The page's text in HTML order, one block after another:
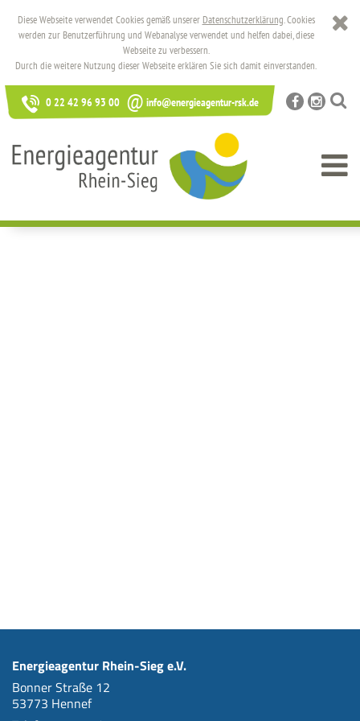
0 22 42 96 93 00 @ info@energieagentur-rsk.de
Energieagentur Rhein-Sieg e.V.
Bonner Straße 12
53773 Hennef
Diese Webseite verwendet Cookies gemäß unserer Datenschutzerklärung. Cookies
werden zur Benutzerführung und Webanalyse verwendet und helfen dabei, diese
Webseite zu verbessern.
Durch die weitere Nutzung dieser Webseite erklären Sie sich damit einverstanden.